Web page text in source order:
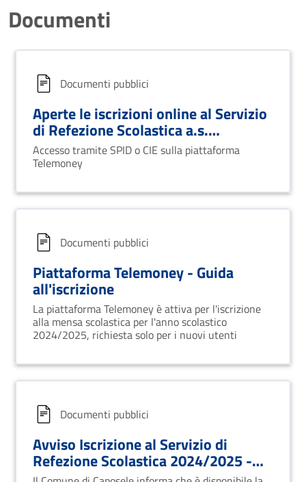
Documenti
Documenti pubblici
Aperte le iscrizioni online al Servizio
di Refezione Scolastica a.s.
2025/2026
Accesso tramite SPID o CIE sulla piattaforma
Telemoney
Documenti pubblici
Piattaforma Telemoney - Guida
all'iscrizione
La piattaforma Telemoney è attiva per l'iscrizione
alla mensa scolastica per l'anno scolastico
2024/2025, richiesta solo per i nuovi utenti
Documenti pubblici
Avviso Iscrizione al Servizio di
Refezione Scolastica 2024/2025 -
Comune di Caposele